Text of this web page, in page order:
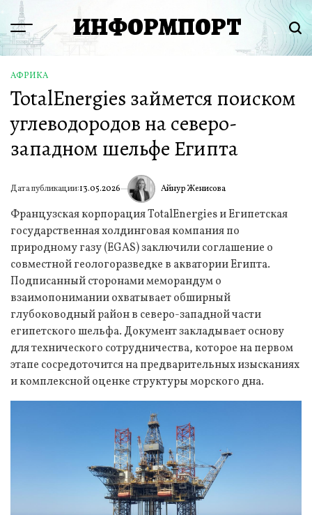
Перейти
содержимому
Menu ИНФОРМПОРТ
ОПУБЛИКОВАНО
В
АФРИКА
TotalEnergies займется поиском
углеводородов на северо-
западном шельфе Египта
Дата публикации:13.05.2026 ИА Айнур Женисова
Французская корпорация TotalEnergies и Египетская
государственная холдинговая компания по
природному газу (EGAS) заключили соглашение о
совместной геологоразведке в акватории Египта.
Подписанный сторонами меморандум о
взаимопонимании охватывает обширный
глубоководный район в северо-западной части
египетского шельфа. Документ закладывает основу
для технического сотрудничества, которое на первом
этапе сосредоточится на предварительных изысканиях
и комплексной оценке структуры морского дна.